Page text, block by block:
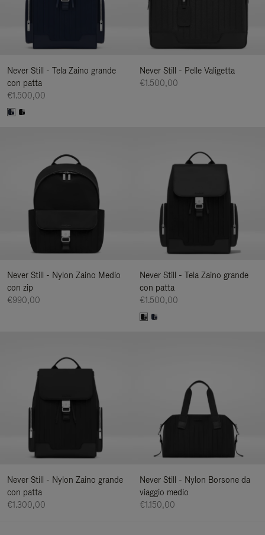
Never Still - Tela Zaino grande
con patta
€1.500,00
Never Still - Pelle Valigetta
€1.500,00
Never Still - Nylon Zaino Medio
con zip
€990,00
Never Still - Tela Zaino grande
con patta
€1.500,00
Never Still - Nylon Zaino grande
con patta
€1.300,00
Never Still - Nylon Borsone da
viaggio medio
€1.150,00